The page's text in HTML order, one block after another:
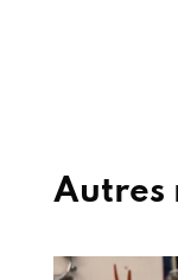
Autres